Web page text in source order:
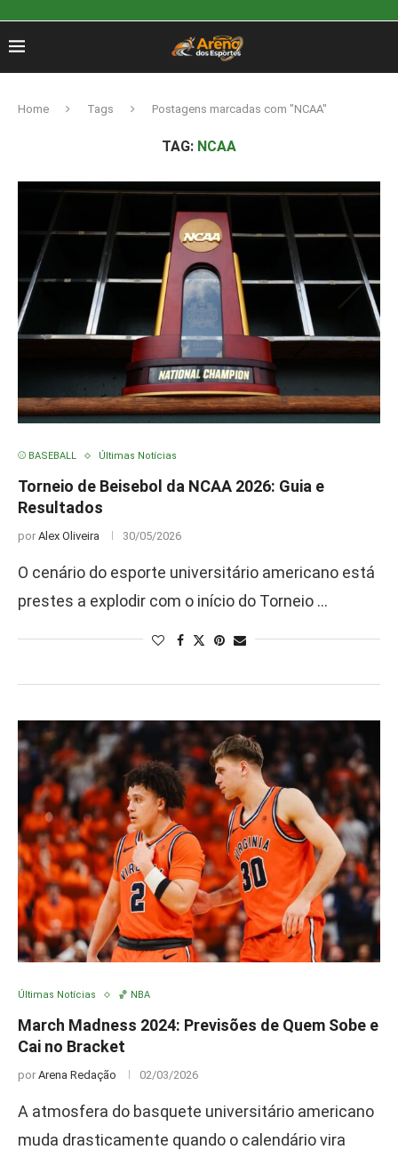
Home Tags Postagens marcadas com "NCAA"
TAG: NCAA
⚾ BASEBALL Últimas Notícias
Torneio de Beisebol da NCAA 2026: Guia e
Resultados
por Alex Oliveira 30/05/2026
O cenário do esporte universitário americano está
prestes a explodir com o início do Torneio …
Últimas Notícias 🏀 NBA
March Madness 2024: Previsões de Quem Sobe e
Cai no Bracket
por Arena Redação 02/03/2026
A atmosfera do basquete universitário americano
muda drasticamente quando o calendário vira